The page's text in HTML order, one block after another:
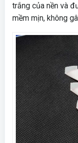
trắng của nền và
mềm mịn, không